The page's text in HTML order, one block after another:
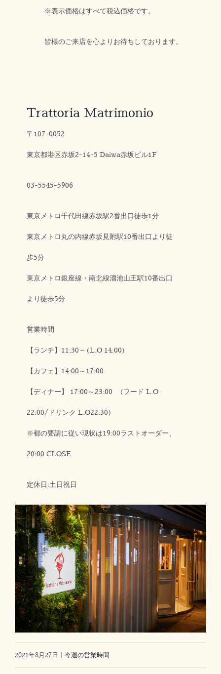
※表示価格はすべて税込価格です。
皆様のご来店を心よりお待ちしております。
Trattoria Matrimonio
〒107-0052
東京都港区赤坂2-14-5 Daiwa赤坂ビル1F
03-5545-5906
東京メトロ千代田線赤坂駅2番出口徒歩1分
東京メトロ丸の内線赤坂見附駅10番出口より徒
歩5分
東京メトロ銀座線・南北線溜池山王駅10番出口
より徒歩5分
営業時間
【ランチ】11:30～(L.O 14:00)
【カフェ】14:00～17:00
【ディナー】 17:00～23:00 (フード L.O
22:00/ドリンク L.O22:30)
※都の要請に従い現状は19:00ラストオーダー、
20:00 CLOSE
定休日:土日祝日
2021年8月27日 | 今週の営業時間